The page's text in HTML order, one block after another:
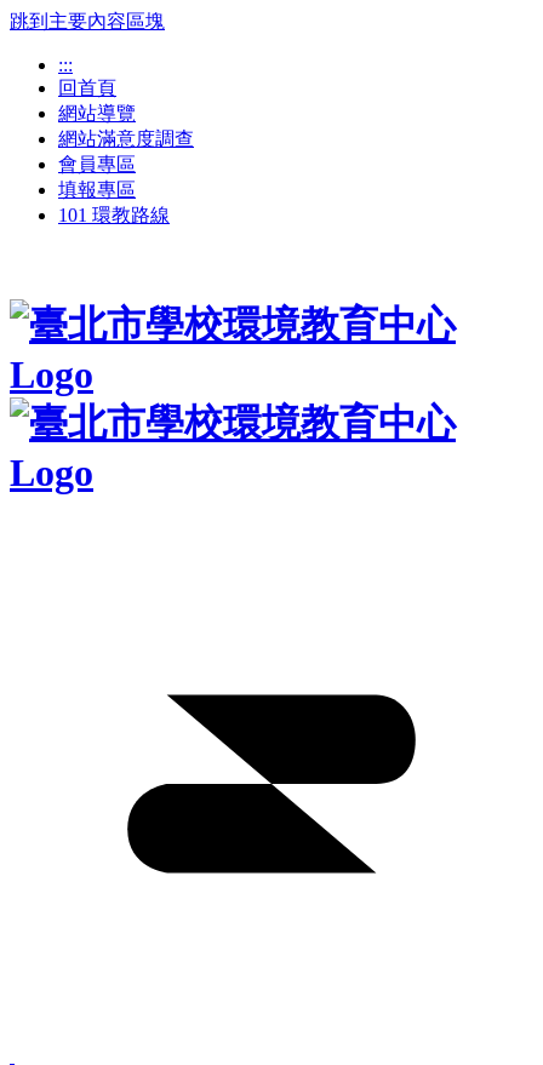
跳到主要內容區塊
:::
回首頁
網站導覽
網站滿意度調查
會員專區
填報專區
101 環教路線